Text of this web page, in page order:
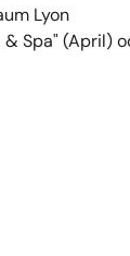
Lyon
Spa" (April)